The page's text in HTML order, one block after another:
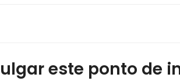
este ponto de